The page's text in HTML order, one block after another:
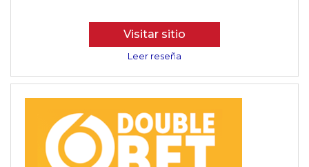
Visitar sitio
Leer reseña